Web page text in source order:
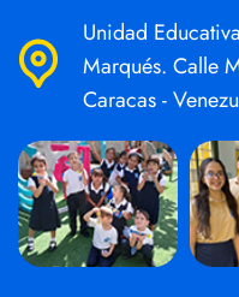
Unidad
Marqués. Calle
Caracas -